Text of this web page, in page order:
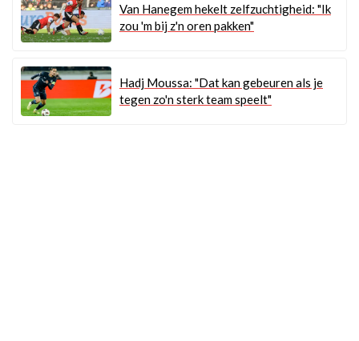
Van Hanegem hekelt zelfzuchtigheid: "Ik
zou 'm bij z'n oren pakken"
Hadj Moussa: "Dat kan gebeuren als je
tegen zo'n sterk team speelt"